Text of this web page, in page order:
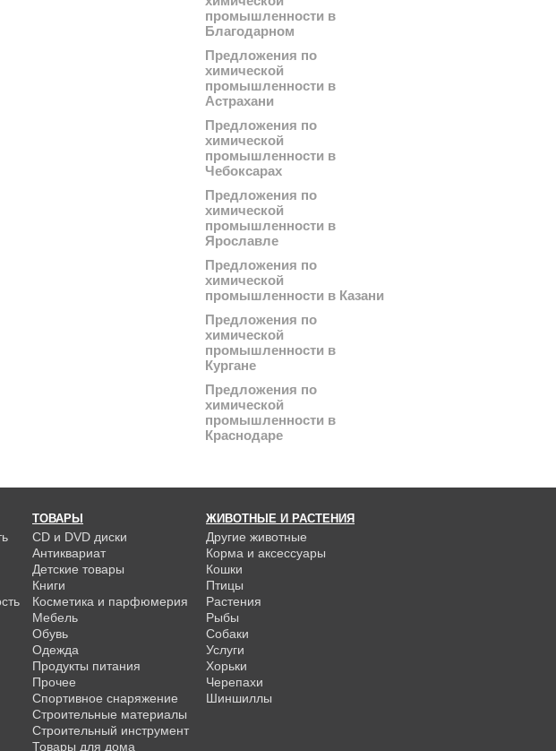
промышленности в
Благодарном
Предложения по
химической
промышленности в
Астрахани
Предложения по
химической
промышленности в
Чебоксарах
Предложения по
химической
промышленности в
Ярославле
Предложения по
химической
промышленности в Казани
Предложения по
химической
промышленности в
Кургане
Предложения по
химической
промышленности в
Краснодаре
ТОВАРЫ
CD и DVD диски
Антиквариат
Детские товары
Книги
Косметика и парфюмерия
Мебель
Обувь
Одежда
Продукты питания
Прочее
Спортивное снаряжение
Строительные материалы
Строительный инструмент
Товары для дома
ЖИВОТНЫЕ И РАСТЕНИЯ
Другие животные
Корма и аксессуары
Кошки
Птицы
Растения
Рыбы
Собаки
Услуги
Хорьки
Черепахи
Шиншиллы